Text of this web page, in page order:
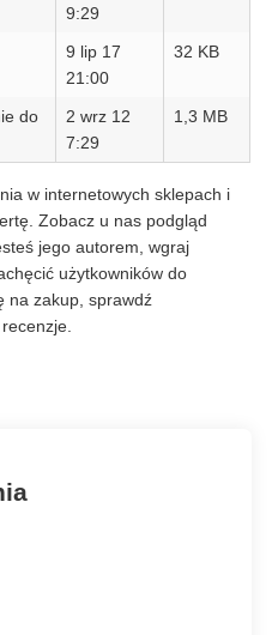
9:29
9 lip 17
21:00
32 KB
do
2 wrz 12
7:29
1,3 MB
w internetowych sklepach i
Zobacz u nas podgląd
jego autorem, wgraj
użytkowników do
na zakup, sprawdź